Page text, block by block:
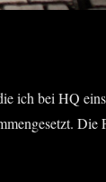
ich bei HQ
Die